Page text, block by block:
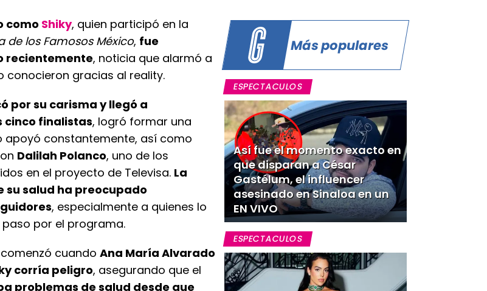
como Shiky, quien participó en la
de los Famosos México, fue
recientemente, noticia que alarmó a
conocieron gracias al reality.
por su carisma y llegó a
cinco finalistas, logró formar una
apoyó constantemente, así como
Dalilah Polanco, uno de los
en el proyecto de Televisa. La
su salud ha preocupado
, especialmente a quienes lo
por el programa.
cuando Ana María Alvarado
corría peligro, asegurando que el
problemas de salud desde que
Más populares
ESPECTACULOS
Así fue el momento exacto en
que disparan a César
Gastélum, el influencer
asesinado en Sinaloa en un
EN VIVO
ESPECTACULOS